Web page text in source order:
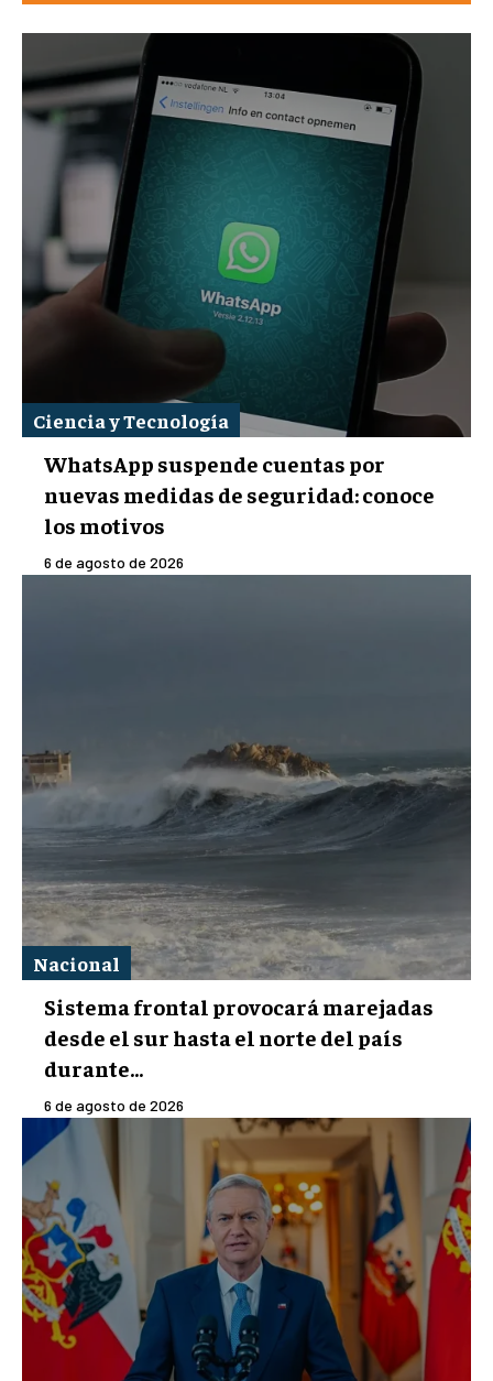
Ciencia y Tecnología
WhatsApp suspende cuentas por
nuevas medidas de seguridad: conoce
los motivos
6 de agosto de 2026
Nacional
Sistema frontal provocará marejadas
desde el sur hasta el norte del país
durante...
6 de agosto de 2026